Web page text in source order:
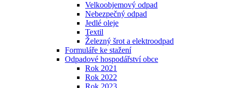
Velkoobjemový odpad
Nebezpečný odpad
Jedlé oleje
Textil
Železný šrot a elektroodpad
Formuláře ke stažení
Odpadové hospodářství obce
Rok 2021
Rok 2022
Rok 2023